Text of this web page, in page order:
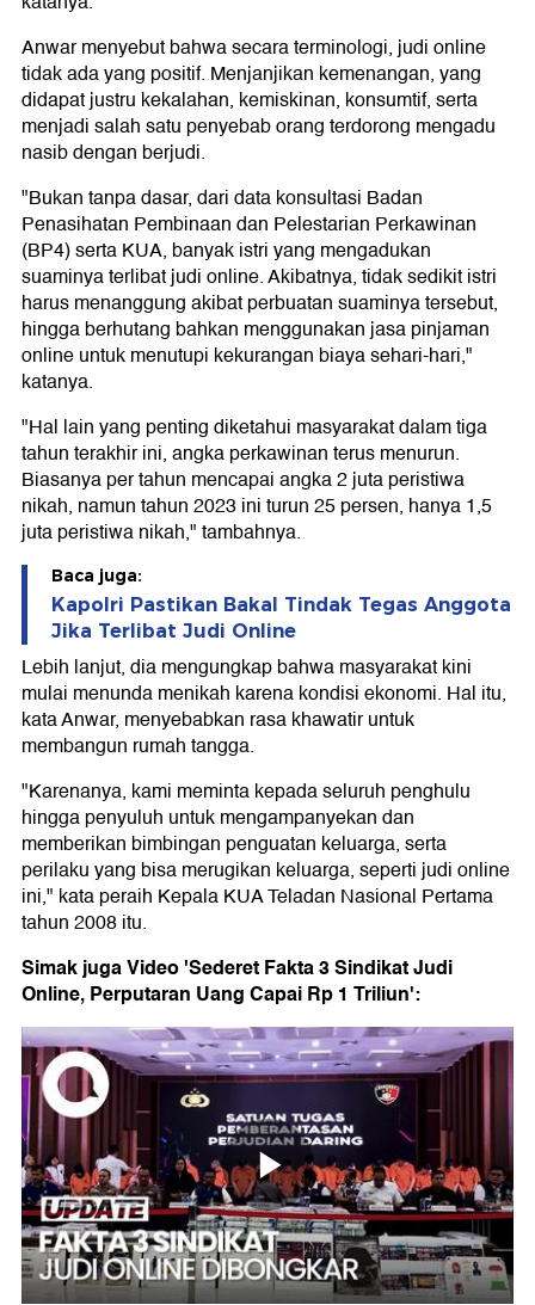
Anwar menyebut bahwa secara terminologi, judi online
tidak ada yang positif. Menjanjikan kemenangan, yang
didapat justru kekalahan, kemiskinan, konsumtif, serta
menjadi salah satu penyebab orang terdorong mengadu
nasib dengan berjudi.
"Bukan tanpa dasar, dari data konsultasi Badan
Penasihatan Pembinaan dan Pelestarian Perkawinan
(BP4) serta KUA, banyak istri yang mengadukan
suaminya terlibat judi online. Akibatnya, tidak sedikit istri
harus menanggung akibat perbuatan suaminya tersebut,
hingga berhutang bahkan menggunakan jasa pinjaman
online untuk menutupi kekurangan biaya sehari-hari,"
katanya.
"Hal lain yang penting diketahui masyarakat dalam tiga
tahun terakhir ini, angka perkawinan terus menurun.
Biasanya per tahun mencapai angka 2 juta peristiwa
nikah, namun tahun 2023 ini turun 25 persen, hanya 1,5
juta peristiwa nikah," tambahnya.
Baca juga:
Kapolri Pastikan Bakal Tindak Tegas Anggota
Jika Terlibat Judi Online
Lebih lanjut, dia mengungkap bahwa masyarakat kini
mulai menunda menikah karena kondisi ekonomi. Hal itu,
kata Anwar, menyebabkan rasa khawatir untuk
membangun rumah tangga.
"Karenanya, kami meminta kepada seluruh penghulu
hingga penyuluh untuk mengampanyekan dan
memberikan bimbingan penguatan keluarga, serta
perilaku yang bisa merugikan keluarga, seperti judi online
ini," kata peraih Kepala KUA Teladan Nasional Pertama
tahun 2008 itu.
Simak juga Video 'Sederet Fakta 3 Sindikat Judi
Online, Perputaran Uang Capai Rp 1 Triliun':